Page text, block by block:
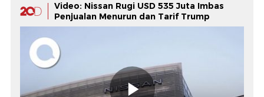
Video: Nissan Rugi USD 535 Juta Imbas
Penjualan Menurun dan Tarif Trump